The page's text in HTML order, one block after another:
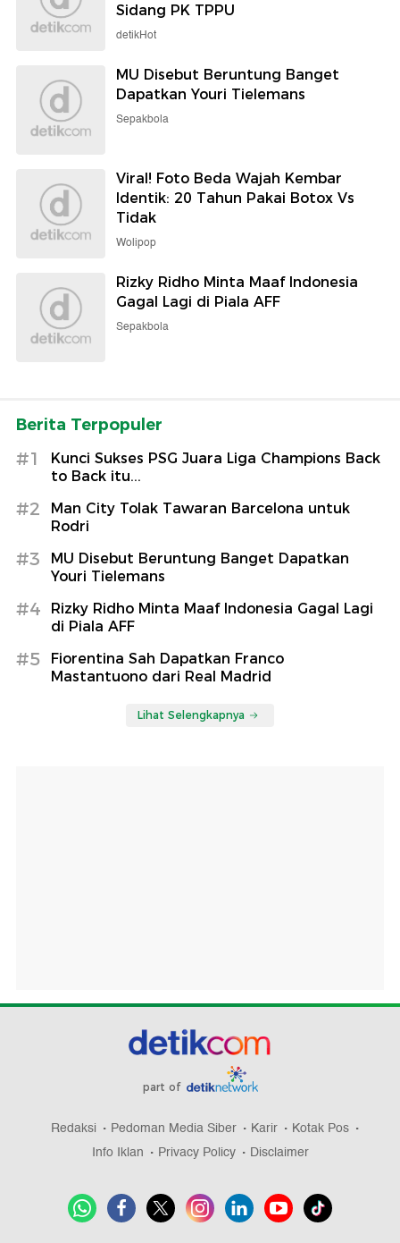
Sidang PK TPPU
detikHot
MU Disebut Beruntung Banget
Dapatkan Youri Tielemans
Sepakbola
Viral! Foto Beda Wajah Kembar
Identik: 20 Tahun Pakai Botox Vs
Tidak
Wolipop
Rizky Ridho Minta Maaf Indonesia
Gagal Lagi di Piala AFF
Sepakbola
Berita Terpopuler
#1
Kunci Sukses PSG Juara Liga Champions Back
to Back itu...
#2
Man City Tolak Tawaran Barcelona untuk
Rodri
#3
MU Disebut Beruntung Banget Dapatkan
Youri Tielemans
#4
Rizky Ridho Minta Maaf Indonesia Gagal Lagi
di Piala AFF
#5
Fiorentina Sah Dapatkan Franco
Mastantuono dari Real Madrid
Lihat Selengkapnya
part of
Redaksi Pedoman Media Siber Karir
Kotak Pos
Info Iklan
Privacy Policy Disclaimer